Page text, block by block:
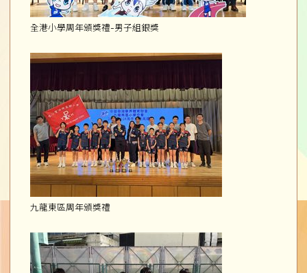
全港小學周年頒獎禮-男子組銀獎
九龍東區周年頒獎禮